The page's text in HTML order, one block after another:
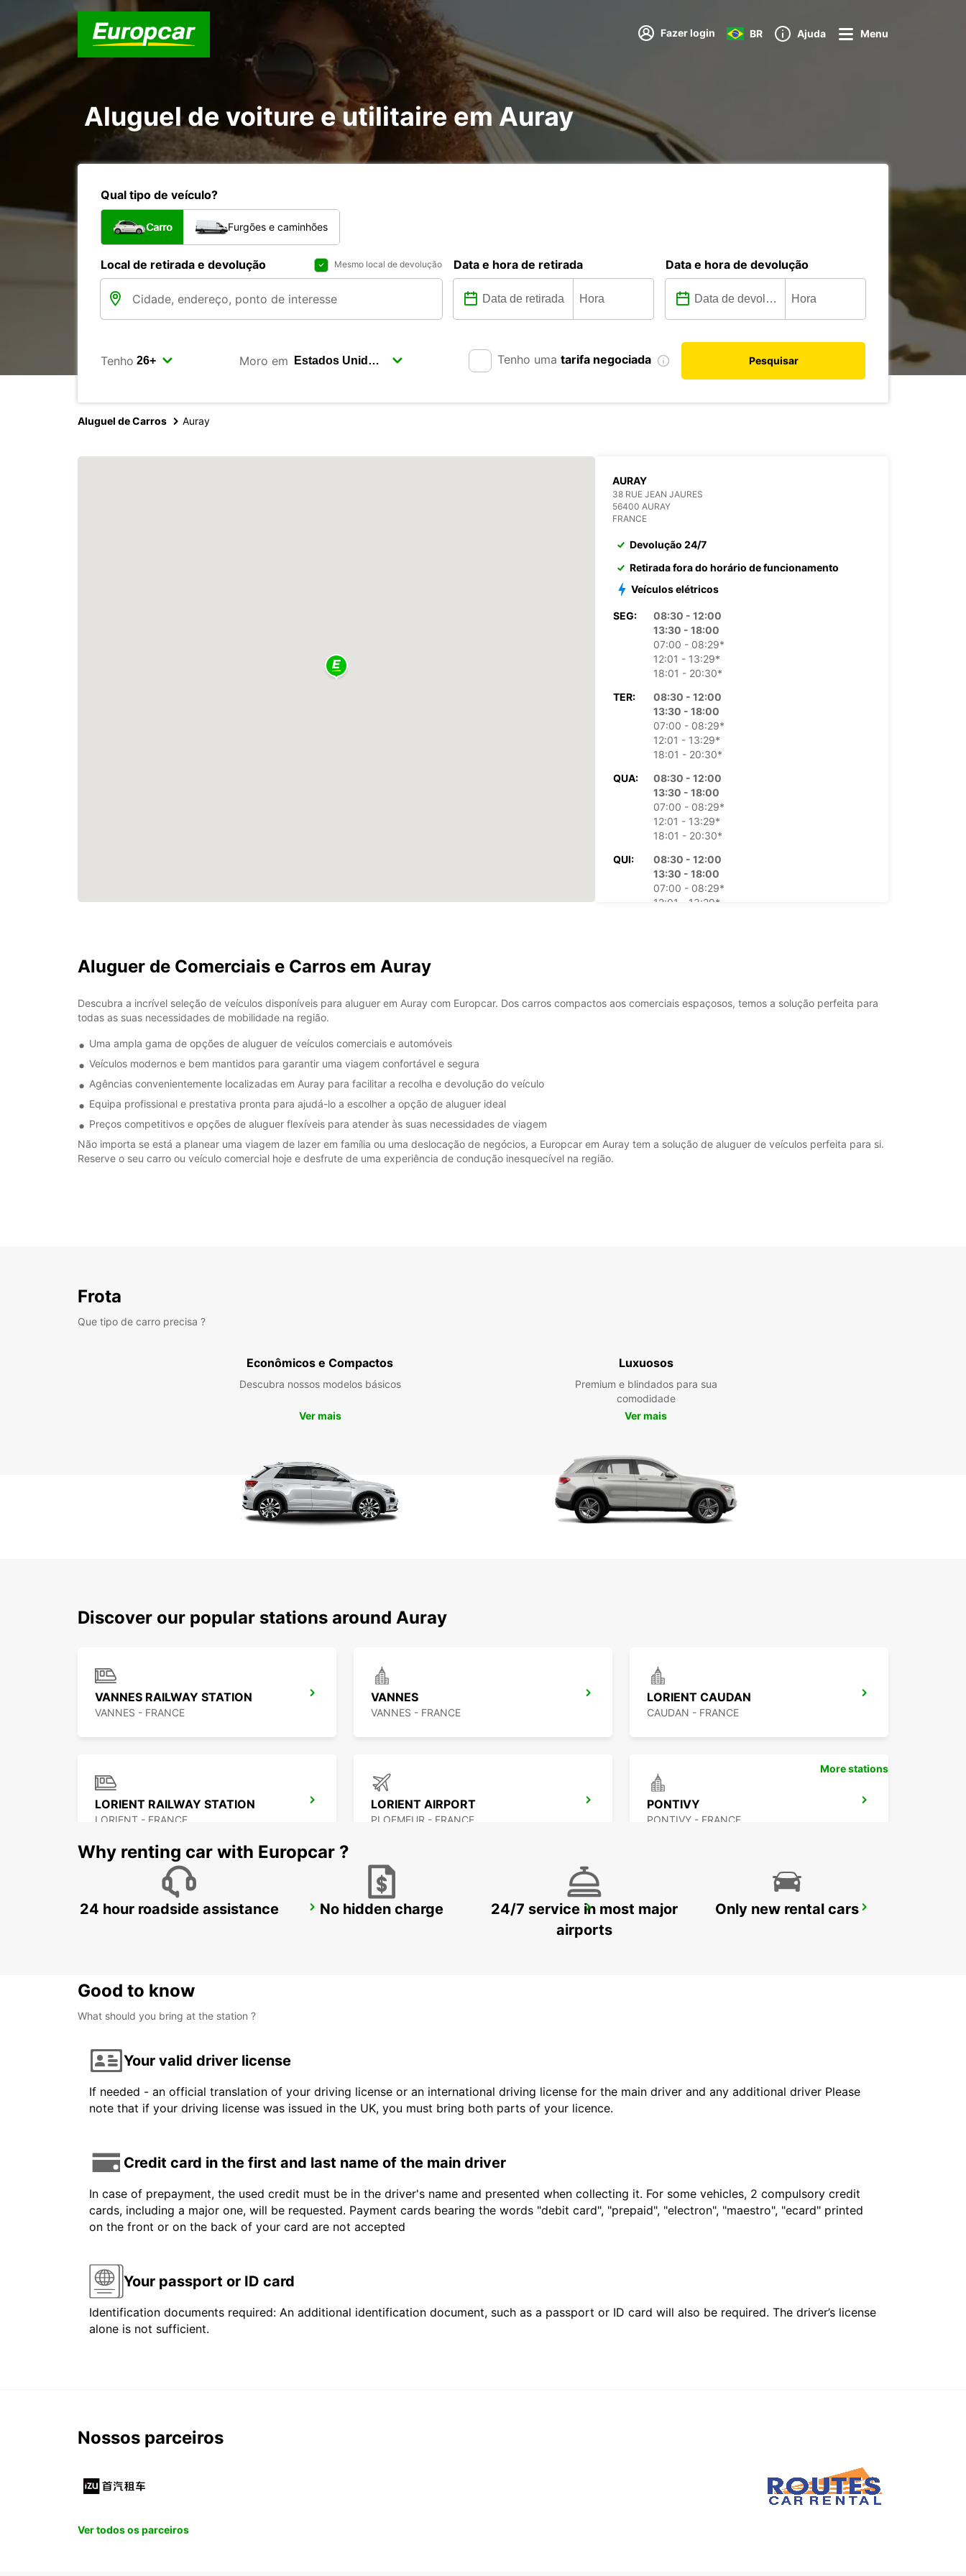
Fazer login BR Ajuda Menu
Aluguel de voiture e utilitaire em Auray
Qual tipo de veículo?
Carro Furgões e caminhões
Local de retirada e devolução Mesmo local de devolução Data e hora de retirada Data e hora de devolução
Tenho Moro em Tenho uma tarifa negociada Pesquisar
Aluguel de Carros Auray
AURAY
38 RUE JEAN JAURES
56400 AURAY
FRANCE
Devolução 24/7
Retirada fora do horário de funcionamento
Veículos elétricos
SEG:
08:30 - 12:00
13:30 - 18:00
07:00 - 08:29*
12:01 - 13:29*
18:01 - 20:30*
TER:
08:30 - 12:00
13:30 - 18:00
07:00 - 08:29*
12:01 - 13:29*
18:01 - 20:30*
QUA:
08:30 - 12:00
13:30 - 18:00
07:00 - 08:29*
12:01 - 13:29*
18:01 - 20:30*
QUI:
08:30 - 12:00
13:30 - 18:00
07:00 - 08:29*
12:01 - 13:29*
18:01 - 20:30*
12:01 - 13:29*
Aluguer de Comerciais e Carros em Auray
Descubra a incrível seleção de veículos disponíveis para aluguer em Auray com Europcar. Dos carros compactos aos comerciais espaçosos, temos a solução perfeita para
todas as suas necessidades de mobilidade na região.
Uma ampla gama de opções de aluguer de veículos comerciais e automóveis
Veículos modernos e bem mantidos para garantir uma viagem confortável e segura
Agências convenientemente localizadas em Auray para facilitar a recolha e devolução do veículo
Equipa profissional e prestativa pronta para ajudá-lo a escolher a opção de aluguer ideal
Preços competitivos e opções de aluguer flexíveis para atender às suas necessidades de viagem
Não importa se está a planear uma viagem de lazer em família ou uma deslocação de negócios, a Europcar em Auray tem a solução de aluguer de veículos perfeita para si.
Reserve o seu carro ou veículo comercial hoje e desfrute de uma experiência de condução inesquecível na região.
Frota
Que tipo de carro precisa ?
Econômicos e Compactos
Descubra nossos modelos básicos
Ver mais
Luxuosos
Premium e blindados para sua
comodidade
Ver mais
Discover our popular stations around Auray
VANNES RAILWAY STATION
VANNES - FRANCE
VANNES
VANNES - FRANCE
LORIENT CAUDAN
CAUDAN - FRANCE
LORIENT RAILWAY STATION
LORIENT - FRANCE
LORIENT AIRPORT
PLOEMEUR - FRANCE
PONTIVY
PONTIVY - FRANCE
PLOERMEL LA BAULE ESCOUBLAC RAILWAY STATION REDON
More stations
Why renting car with Europcar ?
24 hour roadside assistance No hidden charge
24/7 service in most major
airports
Only new rental cars
Good to know
What should you bring at the station ?
Your valid driver license
If needed - an official translation of your driving license or an international driving license for the main driver and any additional driver Please
note that if your driving license was issued in the UK, you must bring both parts of your licence.
Credit card in the first and last name of the main driver
In case of prepayment, the used credit must be in the driver's name and presented when collecting it. For some vehicles, 2 compulsory credit
cards, including a major one, will be requested. Payment cards bearing the words "debit card", "prepaid", "electron", "maestro", "ecard" printed
on the front or on the back of your card are not accepted
Your passport or ID card
Identification documents required: An additional identification document, such as a passport or ID card will also be required. The driver’s license
alone is not sufficient.
Nossos parceiros
Ver todos os parceiros